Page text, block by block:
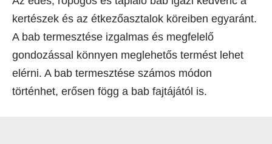
kertészek és az étkezőasztalok köreiben egyaránt.
A bab termesztése izgalmas és megfelelő
gondozással könnyen meglehetős termést lehet
elérni. A bab termesztése számos módon
történhet, erősen fögg a bab fajtájától is.